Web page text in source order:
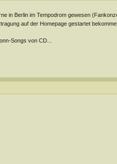
in Berlin im Tempodrom gewesen
auf der Homepage gestartet
Songs von CD...